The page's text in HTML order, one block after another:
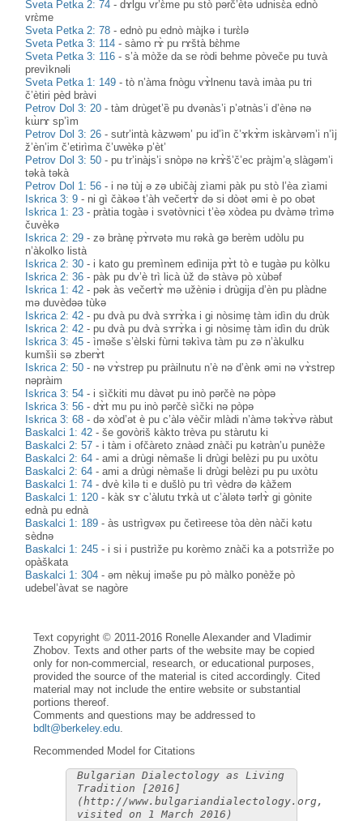
Sveta Petka 2: 74 -dɤ̀lgu vr’ɛ̀me pu stò pәrč’ètә udnisɛ̀a ednò
vrɛ̀me
Sveta Petka 2: 78 -ednò pu ednò màjkә i turɛ̀lә
Sveta Petka 3: 114 -sàmo rɤ̀ pu rɤštà bɛ̀hme
Sveta Petka 3: 116 -s’à mòže da se ròdi behme pòveče pu tuvà
prevìknəli
Sveta Petka 1: 149 -tò n’àma fnògu vɤ̀lnenu tavà imàa pu tri
č’ètiri pèd bràvi
Petrov Dol 3: 20 -tàm drùget’ȅ pu dvənàs’i p’ətnàs’i d’ènə nə
kɯ̀rɤ sp’ìm
Petrov Dol 3: 26 -sutr’intà kàzwəm’ pu id’ìn č’ɤkɤ̀m iskàrvəm’i n’ìj
ž’èn’im č’etirìma č’uwèkə p’èt’
Petrov Dol 3: 50 -pu tr’inàjs’i snòpə nə krɤ̀š’č’ec pràjm’ә̟ slàgəm’i
təkà təkà
Petrov Dol 1: 56 - i nə tùj ə zə ubičàj zìami pàk pu stò l’èa zìami
Iskrica 3: 9 - ni gì čàkəə t’àh večertɤ̀ də si dòət əmi è po obət
Iskrica 1: 23 -pràtia togàə i svətòvnici t’èə xòdea pu dvàmə trìmə
čuvèkə
Iskrica 2: 29 -zə bràne̝ pɤ̀rvətə mu rəkà gə berèm udòlu pu
n’àkolko listà
Iskrica 2: 30 - i kato gu premìnem edìnija pɤ̀t tò e tugàə pu kòlku
Iskrica 2: 36 -pàk pu dv’è trì licà ùž də stàvə pò xùbəf
Iskrica 1: 42 -pək às večertɤ̀ mə užèniə i drùgija d’èn pu plàdne
mə duvèdəə tùkə
Iskrica 2: 42 -pu dvà pu dvà sɤrɤ̀ka i gi nòsime̝ tàm idìn du drùk
Iskrica 2: 42 -pu dvà pu dvà sɤrɤ̀ka i gi nòsime̝ tàm idìn du drùk
Iskrica 3: 45 -ìməše s’èlski fùrni təkìva tàm pu zə n’àkulku
kumšìi sə zberɤ̀t
Iskrica 2: 50 - nə vɤ̀strep pu pràilnutu n’è nə d’ènk əmi nə vɤ̀strep
nəpràim
Iskrica 3: 54 - i sìčkiti mu dàvət pu inò pərčè nə pòpə
Iskrica 3: 56 -dɤ̀t mu pu inò pərčè sìčki nə pòpə
Iskrica 3: 68 -də xòd’ət è pu c’àlə vèčir mlàdi n’àmə təkɤ̀və ràbut
Baskalci 1: 42 -še govòriš kàkto trèva pu stàrutu ki
Baskalci 2: 57 - i tàm i ofčàreto znàәd znàči pu kәtràn’u punèže
Baskalci 2: 64 -ami a drùgi nèmaše li drùgi belèzi pu pu uxòtu
Baskalci 2: 64 -ami a drùgi nèmaše li drùgi belèzi pu pu uxòtu
Baskalci 1: 74 -dvè kìlә ti e dušlò pu trì vèdrә dә kàžem
Baskalci 1: 120 - kàk sɤ c’àlutu tɤkà ut c’àlәtә tәrlɤ̀ gi gònite
ednà pu ednà
Baskalci 1: 189 -às ustrìgvәx pu četìreese tòa dèn nàči kәtu
sèdnә
Baskalci 1: 245 - i si i pustrìže pu korèmo znàči ka a potsтrìže po
opàškata
Baskalci 1: 304 -əm nèkuj iməše pu pò màlko ponèže pò
udebel’àvat se nagòre
Text copyright © 2011-2016 Ronelle Alexander and Vladimir
Zhobov. Texts and other parts of the website may be copied
only for non-commercial, research, or educational purposes,
provided the source of the material is cited accordingly. Cited
material may not include the entire website or substantial
portions thereof.
Comments and questions may be addressed to
bdlt@berkeley.edu.
Recommended Model for Citations
Bulgarian Dialectology as Living
Tradition [2016]
(http://www.bulgariandialectology.org,
visited on 1 March 2016)